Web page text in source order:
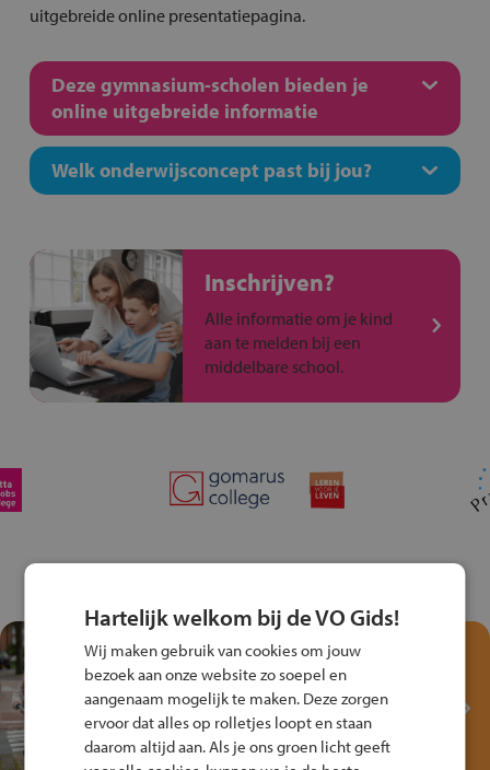
uitgebreide online presentatiepagina.
Deze gymnasium-scholen bieden je
online uitgebreide informatie
Welk onderwijsconcept past bij jou?
Inschrijven?
Alle informatie om je kind
aan te melden bij een
middelbare school.
Test je kennis met het
Fiets Veilig
Verkeersspel!
Speel het Fiets Veilig Verkeersspel
en win een Cortina-fiets!
Hartelijk welkom bij de VO Gids!
Wij maken gebruik van cookies om jouw
bezoek aan onze website zo soepel en
aangenaam mogelijk te maken. Deze zorgen
ervoor dat alles op rolletjes loopt en staan
daarom altijd aan. Als je ons groen licht geeft